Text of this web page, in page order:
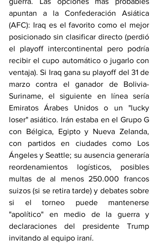
apuntan a la Confederación Asiática
(AFC): Iraq es el favorito como el mejor
posicionado sin clasificar directo (perdió
el playoff intercontinental pero podría
recibir el cupo automático o jugarlo con
ventaja). Si Iraq gana su playoff del 31 de
marzo contra el ganador de Bolivia-
Suriname, el siguiente en línea sería
Emiratos Árabes Unidos o un "lucky
loser" asiático. Irán estaba en el Grupo G
con Bélgica, Egipto y Nueva Zelanda,
con partidos en ciudades como Los
Ángeles y Seattle; su ausencia generaría
reordenamientos logísticos, posibles
multas de al menos 250.000 francos
suizos (si se retira tarde) y debates sobre
si el torneo puede mantenerse
"apolítico" en medio de la guerra y
declaraciones del presidente Trump
invitando al equipo iraní.